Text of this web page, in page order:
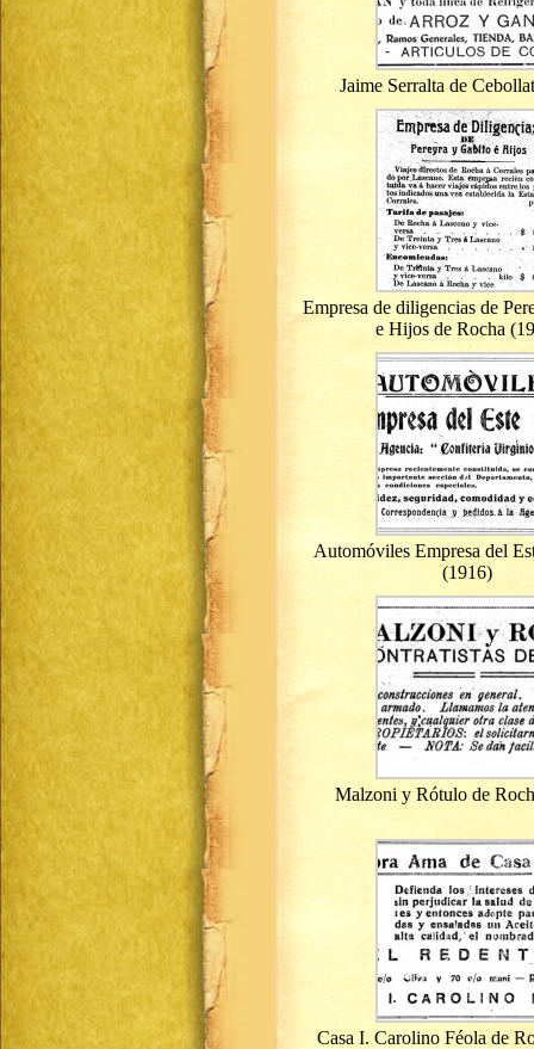
Jaime Serralta de
Empresa de diligencias de
e Hijos de Rocha
Automóviles Empresa del
(1916)
Malzoni y Rótulo de
Casa I. Carolino Féola de